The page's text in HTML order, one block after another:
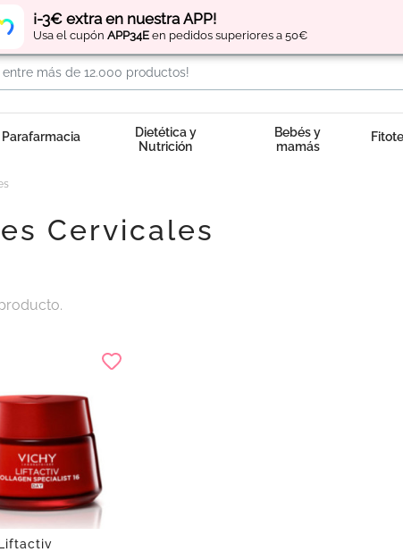
¡-3€ extra en nuestra APP!
Usa el cupón APP34E en pedidos superiores a 50€
Regístratey obtén
Parafarmacia
Dietética y
Nutrición
Bebés y
mamás
Cervicales